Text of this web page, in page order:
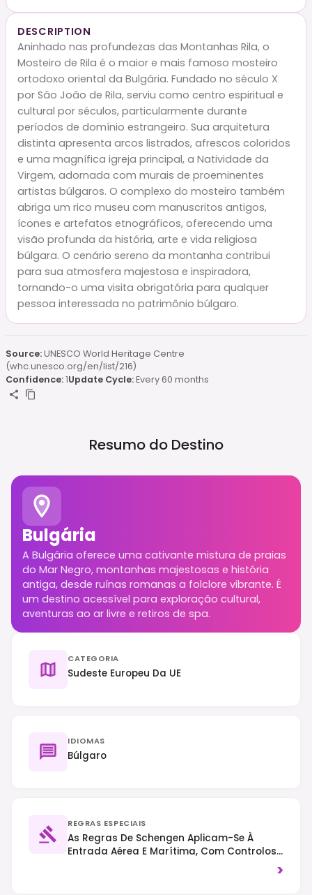
DESCRIPTION
Aninhado nas profundezas das Montanhas Rila, o
Mosteiro de Rila é o maior e mais famoso mosteiro
ortodoxo oriental da Bulgária. Fundado no século X
por São João de Rila, serviu como centro espiritual e
cultural por séculos, particularmente durante
períodos de domínio estrangeiro. Sua arquitetura
distinta apresenta arcos listrados, afrescos coloridos
e uma magnífica igreja principal, a Natividade da
Virgem, adornada com murais de proeminentes
artistas búlgaros. O complexo do mosteiro também
abriga um rico museu com manuscritos antigos,
ícones e artefatos etnográficos, oferecendo uma
visão profunda da história, arte e vida religiosa
búlgara. O cenário sereno da montanha contribui
para sua atmosfera majestosa e inspiradora,
tornando-o uma visita obrigatória para qualquer
pessoa interessada no patrimônio búlgaro.
Source:UNESCO World Heritage Centre
(whc.unesco.org/en/list/216)
Confidence:1Update Cycle:Every 60 months
Resumo do Destino
Bulgária
A Bulgária oferece uma cativante mistura de praias
do Mar Negro, montanhas majestosas e história
antiga, desde ruínas romanas a folclore vibrante. É
um destino acessível para exploração cultural,
aventuras ao ar livre e retiros de spa.
CATEGORIA
Sudeste Europeu Da UE
IDIOMAS
Búlgaro
REGRAS ESPECIAIS
As Regras De Schengen Aplicam-Se À
Entrada Aérea E Marítima, Com Controlos
Nas Fronteiras Terrestres A Permanecerem.>